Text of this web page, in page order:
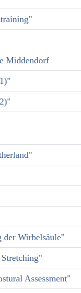
Middendorf
der Wirbelsäule"
Assessment"